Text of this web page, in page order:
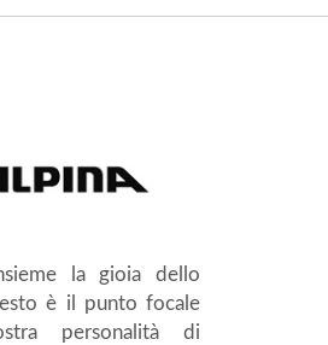
la gioia dello
è il punto focale
personalità di